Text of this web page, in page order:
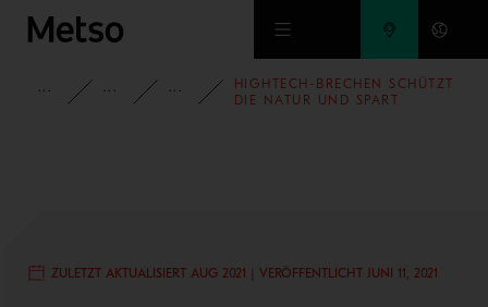
Zum Hauptinhalt springen
EINSICHTENKUNDENERFOLGSGESCHICHTEN
GESTEINSINDUSTRIE
HIGHTECH-BRECHEN SCHÜTZT
DIE NATUR UND SPART
ZULETZT AKTUALISIERT AUG 2021 | VERÖFFENTLICHT JUNI 11, 2021